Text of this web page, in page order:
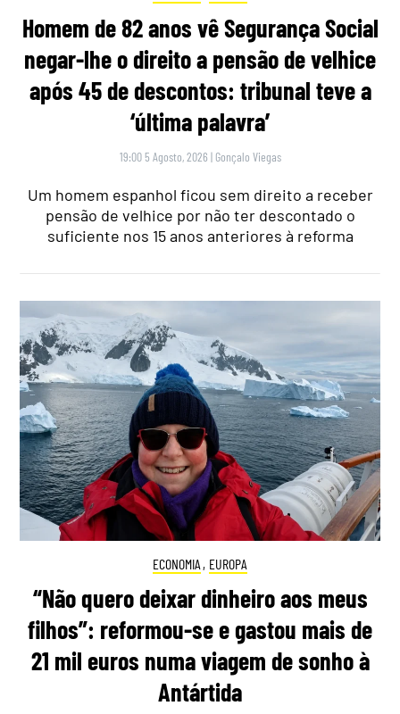
Homem de 82 anos vê Segurança Social
negar-lhe o direito a pensão de velhice
após 45 de descontos: tribunal teve a
‘última palavra’
19:00 5 Agosto, 2026 | Gonçalo Viegas
Um homem espanhol ficou sem direito a receber
pensão de velhice por não ter descontado o
suficiente nos 15 anos anteriores à reforma
ECONOMIA , EUROPA
“Não quero deixar dinheiro aos meus
filhos”: reformou-se e gastou mais de
21 mil euros numa viagem de sonho à
Antártida